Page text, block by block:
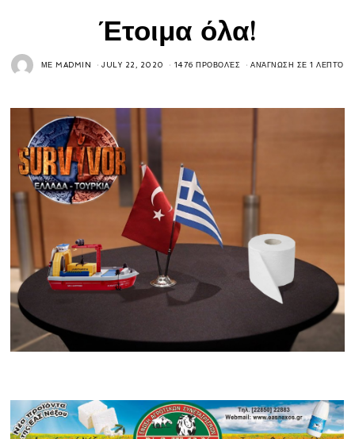
Έτοιμα όλα!
ΜΕMADMIN JULY 22, 2020 1476 ΠΡΟΒΟΛΈΣ ΑΝΆΓΝΩΣΗ ΣΕ 1 ΛΕΠΤΌ